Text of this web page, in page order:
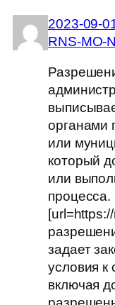
2023-09-
RNS-MO-
органами
или
который
или
процесса.
задает
условия к
включая